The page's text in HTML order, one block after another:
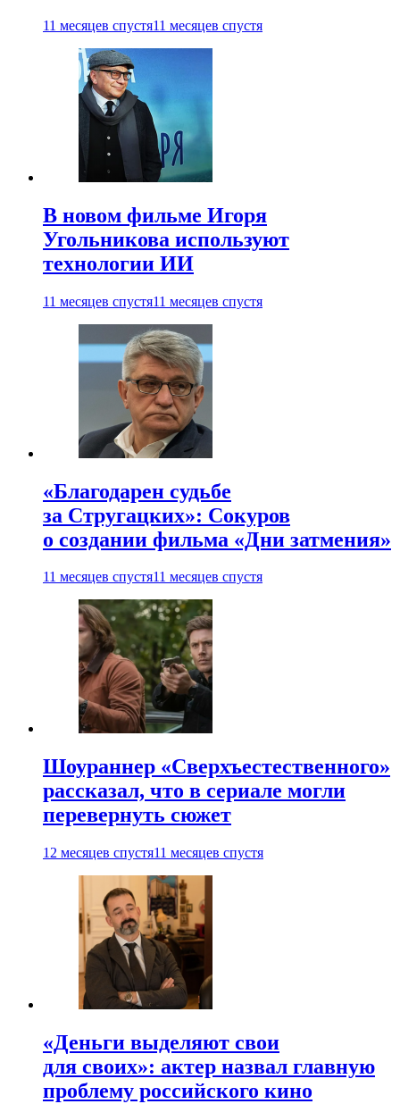
11 месяцев спустя11 месяцев спустя
В новом фильме Игоря
Угольникова используют
технологии ИИ
11 месяцев спустя11 месяцев спустя
«Благодарен судьбе
за Стругацких»: Сокуров
о создании фильма «Дни затмения»
11 месяцев спустя11 месяцев спустя
Шоураннер «Сверхъестественного»
рассказал, что в сериале могли
перевернуть сюжет
12 месяцев спустя11 месяцев спустя
«Деньги выделяют свои
для своих»: актер назвал главную
проблему российского кино